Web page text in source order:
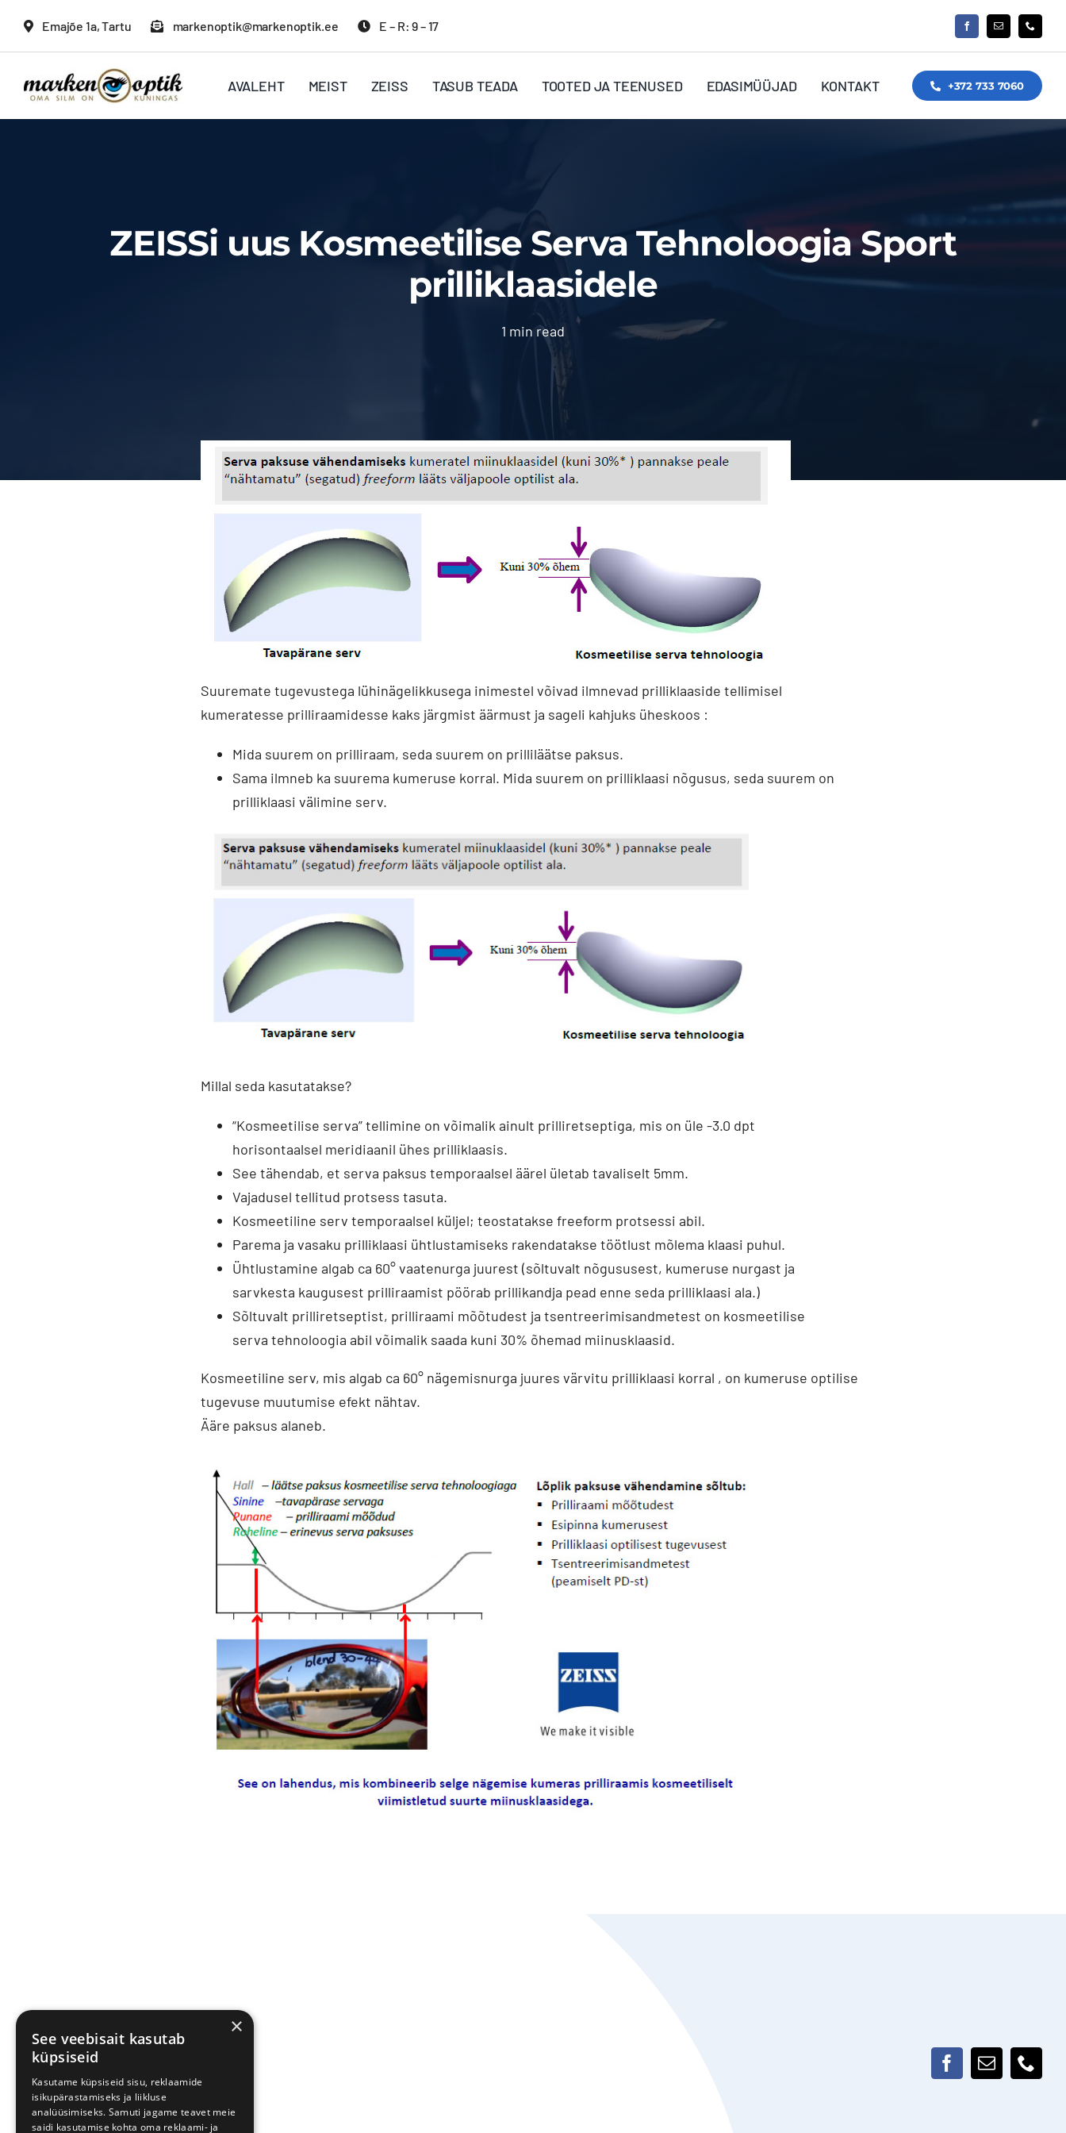
Emajõe 1a, Tartu markenoptik@markenoptik.ee E – R: 9 – 17
AVALEHT MEIST ZEISS TASUB TEADA TOOTED JA TEENUSED EDASIMÜÜJAD KONTAKT +372 733 7060
ZEISSi uus Kosmeetilise Serva Tehnoloogia Sport
prilliklaasidele
1 min read
Suuremate tugevustega lühinägelikkusega inimestel võivad ilmnevad prilliklaaside tellimisel
kumeratesse prilliraamidesse kaks järgmist äärmust ja sageli kahjuks üheskoos :
Mida suurem on prilliraam, seda suurem on prilliläätse paksus.
Sama ilmneb ka suurema kumeruse korral. Mida suurem on prilliklaasi nõgusus, seda suurem on
prilliklaasi välimine serv.
Millal seda kasutatakse?
“Kosmeetilise serva” tellimine on võimalik ainult prilliretseptiga, mis on üle -3.0 dpt
horisontaalsel meridiaanil ühes prilliklaasis.
See tähendab, et serva paksus temporaalsel äärel ületab tavaliselt 5mm.
Vajadusel tellitud protsess tasuta.
Kosmeetiline serv temporaalsel küljel; teostatakse freeform protsessi abil.
Parema ja vasaku prilliklaasi ühtlustamiseks rakendatakse töötlust mõlema klaasi puhul.
Ühtlustamine algab ca 60° vaatenurga juurest (sõltuvalt nõgususest, kumeruse nurgast ja
sarvkesta kaugusest prilliraamist pöörab prillikandja pead enne seda prilliklaasi ala.)
Sõltuvalt prilliretseptist, prilliraami mõõtudest ja tsentreerimisandmetest on kosmeetilise
serva tehnoloogia abil võimalik saada kuni 30% õhemad miinusklaasid.
Kosmeetiline serv, mis algab ca 60° nägemisnurga juures värvitu prilliklaasi korral , on kumeruse optilise
tugevuse muutumise efekt nähtav.
Ääre paksus alaneb.
+372 733 7060
×
See veebisait kasutab
küpsiseid
Kasutame küpsiseid sisu, reklaamide
isikupärastamiseks ja liikluse
analüüsimiseks. Samuti jagame teavet meie
saidi kasutamise kohta oma reklaami- ja